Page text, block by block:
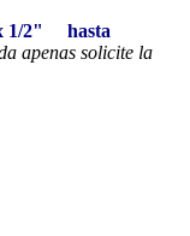
1/2" hasta
apenas solicite la